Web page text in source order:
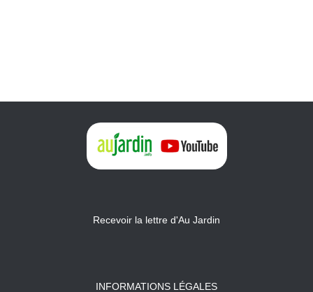
Recevoir la lettre d'Au Jardin
INFORMATIONS LÉGALES